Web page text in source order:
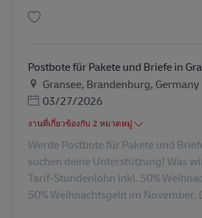
Postbote für Pakete und Briefe in
สถานที่
Gransee, Brandenburg, Germany
Posted Date
03/27/2026
งานที่เกี่ยวข้องกับ 2 หมวดหมู่
Werde Postbote für Pakete und
suchen deine Unterstützung! Was
Tarif-Stundenlohn inkl. 50%
50% Weihnachtsgeld im November.